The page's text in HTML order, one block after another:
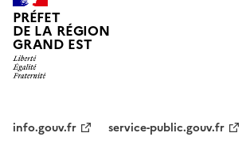
PRÉFET
DE LA RÉGION
GRAND EST
info.gouv.fr service-public.gouv.fr